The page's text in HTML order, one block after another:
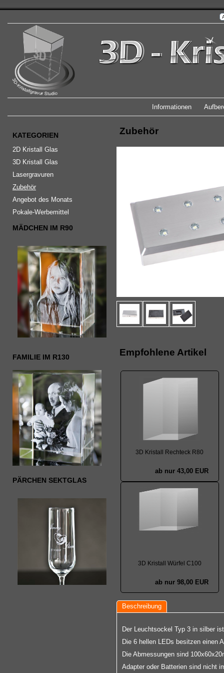
Informationen
KATEGORIEN
2D Kristall Glas
3D Kristall Glas
Lasergravuren
Zubehör
Angebot des Monats
Pokale-Werbemittel
MÄDCHEN IM R90
FAMILIE IM R130
PÄRCHEN SEKTGLAS
Zubehör
Empfohlene Artikel
3D Kristall Rechteck R80
ab nur 43,00 EUR
3D Kristall Würfel C100
ab nur 98,00 EUR
Beschreibung
Der Leuchtsockel Typ 3 in silber
Die 6 hellen LEDs besitzen einen
Die Abmessungen sind
Adapter oder Batterien sind nicht